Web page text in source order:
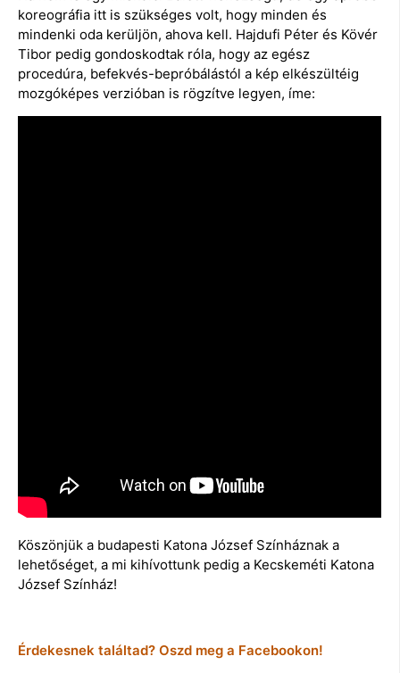
koreográfia itt is szükséges volt, hogy minden és
mindenki oda kerüljön, ahova kell. Hajdufi Péter és Kövér
Tibor pedig gondoskodtak róla, hogy az egész
procedúra, befekvés-bepróbálástól a kép elkészültéig
mozgóképes verzióban is rögzítve legyen, íme:
Köszönjük a budapesti Katona József Színháznak a
lehetőséget, a mi kihívottunk pedig a Kecskeméti Katona
József Színház!
Érdekesnek találtad? Oszd meg a Facebookon!